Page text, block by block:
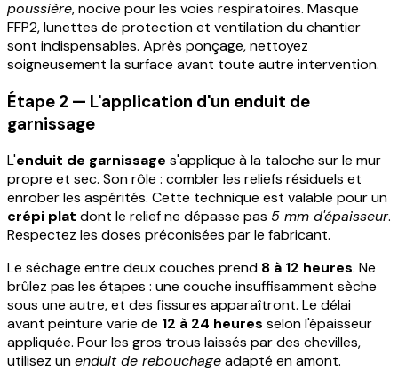
poussière, nocive pour les voies respiratoires. Masque
FFP2, lunettes de protection et ventilation du chantier
sont indispensables. Après ponçage, nettoyez
soigneusement la surface avant toute autre intervention.
Étape 2 — L'application d'un enduit de
garnissage
L'enduit de garnissage s'applique à la taloche sur le mur
propre et sec. Son rôle : combler les reliefs résiduels et
enrober les aspérités. Cette technique est valable pour un
crépi plat dont le relief ne dépasse pas 5 mm d'épaisseur.
Respectez les doses préconisées par le fabricant.
Le séchage entre deux couches prend 8 à 12 heures. Ne
brûlez pas les étapes : une couche insuffisamment sèche
sous une autre, et des fissures apparaîtront. Le délai
avant peinture varie de 12 à 24 heures selon l'épaisseur
appliquée. Pour les gros trous laissés par des chevilles,
utilisez unenduit de rebouchageadapté en amont.